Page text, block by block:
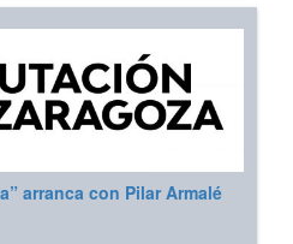
arranca con Pilar Armalé